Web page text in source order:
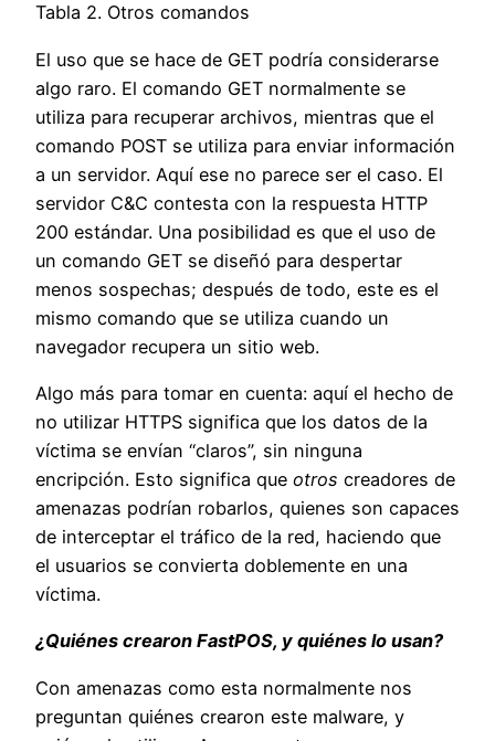
Tabla 2. Otros comandos
El uso que se hace de GET podría considerarse
algo raro. El comando GET normalmente se
utiliza para recuperar archivos, mientras que el
comando POST se utiliza para enviar información
a un servidor. Aquí ese no parece ser el caso. El
servidor C&C contesta con la respuesta HTTP
200 estándar. Una posibilidad es que el uso de
un comando GET se diseñó para despertar
menos sospechas; después de todo, este es el
mismo comando que se utiliza cuando un
navegador recupera un sitio web.
Algo más para tomar en cuenta: aquí el hecho de
no utilizar HTTPS significa que los datos de la
víctima se envían “claros”, sin ninguna
encripción. Esto significa que otros creadores de
amenazas podrían robarlos, quienes son capaces
de interceptar el tráfico de la red, haciendo que
el usuarios se convierta doblemente en una
víctima.
¿Quiénes crearon FastPOS, y quiénes lo usan?
Con amenazas como esta normalmente nos
preguntan quiénes crearon este malware, y